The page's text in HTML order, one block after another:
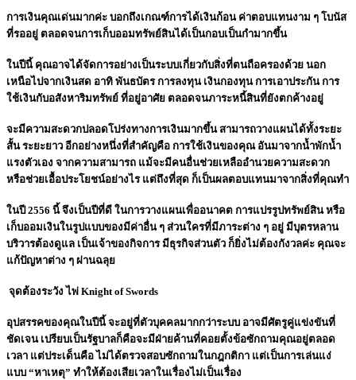
การเงินคุณเด่นมากค่ะ บอกถึงเกณฑ์การได้เงินก้อน ค่าตอบแทนงาม ๆ โบนัส
ที่รออยู่ ตลอดจนการเก็บออมทรัพย์สินได้เป็นกอบเป็นกำมากขึ้น
ในปีนี้ คุณอาจได้จัดการอย่างเป็นระบบเกี่ยวกับสิ่งที่ตนถือครองด้วย นอก
เหนือไปจากเงินสด อาทิ พันธบัตร การลงทุน เงินกองทุน การเอาประกัน การ
ใช้เงินกับอสังหาริมทรัพย์ ที่อยู่อาศัย ตลอดจนภาระหนี้สินที่ยังตกค้างอยู่
จะมีความสะดวกปลอดโปร่งทางการเงินมากขึ้น สามารถวางแผนได้ทั้งระยะ
สั้น ระยะยาว อีกอย่างหนึ่งที่สำคัญคือ การใช้เงินของคุณ อันมาจากน้ำพักน้ำ
แรงตัวเอง จากความสามารถ แม้จะมีคนอื่นช่วยเหลืออำนวยความสะดวก
หรือช่วยเอื้อประโยชน์อย่างไร แต่ถึงที่สุด ก็เป็นผลตอบแทนมาจากสิ่งที่คุณทำ
ในปี 2556 นี้ จึงเป็นปีที่ดี ในการวางแผนเพื่ออนาคต การแปรรูปทรัพย์สิน หรือ
เก็บออมเงินในรูปแบบของมีค่าอื่น ๆ ส่วนใครที่มีภาระต่าง ๆ อยู่ มีบุตรหลาน
บริวารต้องดูแล เป็นเจ้าของกิจการ มีธุรกิจส่วนตัว ก็ยิ่งไม่ต้องกังวลค่ะ คุณจะ
แก้ปัญหาต่าง ๆ ผ่านฉลุย
จุดต้องระวัง ไพ่ Knight of Swords
อุปสรรคของคุณในปีนี้ จะอยู่ที่ตัวบุคคลมากกว่าระบบ อาจมีศัตรูคู่แข่งขันที่
ชัดเจน เปรียบเป็นรัฐบาลก็คือจะมีฝ่ายค้านที่คอยตั้งข้อซักถามคุณอยู่ตลอด
เวลา แต่ประเด็นคือ ไม่ได้ตรวจสอบซักถามในกฎกติกา แต่เป็นการเล่นแง่
แบบ “หาเหตุ” ทำให้ต้องเสียเวลาในเรื่องไม่เป็นเรื่อง